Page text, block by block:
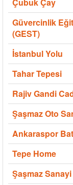
Güvercinlik
(GEST)
İstanbul Yolu
Tahar Tepesi
Rajiv Gandi
Şaşmaz Oto
Ankaraspor
Tepe Home
Şaşmaz